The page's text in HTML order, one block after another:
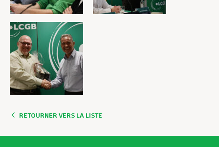
RETOURNER VERS LA LISTE